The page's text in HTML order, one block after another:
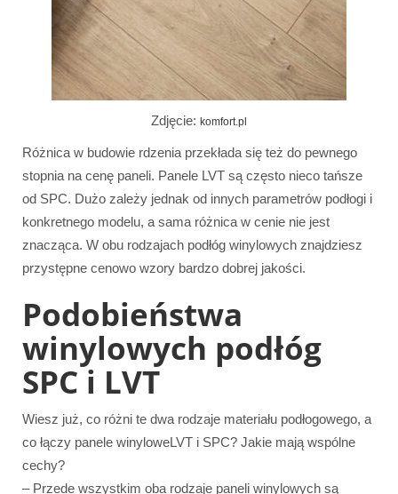
Zdjęcie: komfort.pl
Różnica w budowie rdzenia przekłada się też do pewnego
stopnia na cenę paneli. Panele LVT są często nieco tańsze
od SPC. Dużo zależy jednak od innych parametrów podłogi i
konkretnego modelu, a sama różnica w cenie nie jest
znacząca. W obu rodzajach podłóg winylowych znajdziesz
przystępne cenowo wzory bardzo dobrej jakości.
Podobieństwa
winylowych podłóg
SPC i LVT
Wiesz już, co różni te dwa rodzaje materiału podłogowego, a
co łączy panele winyloweLVT i SPC? Jakie mają wspólne
cechy?
– Przede wszystkim oba rodzaje paneli winylowych są